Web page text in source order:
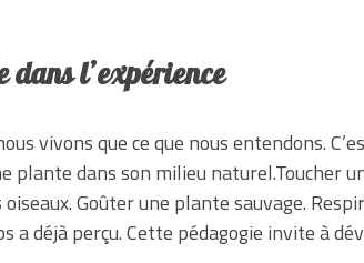
l’expérience
vivons que ce que nous entendons.
plante dans son milieu
Goûter une plante sauvage.
a déjà perçu. Cette pédagogie invite à